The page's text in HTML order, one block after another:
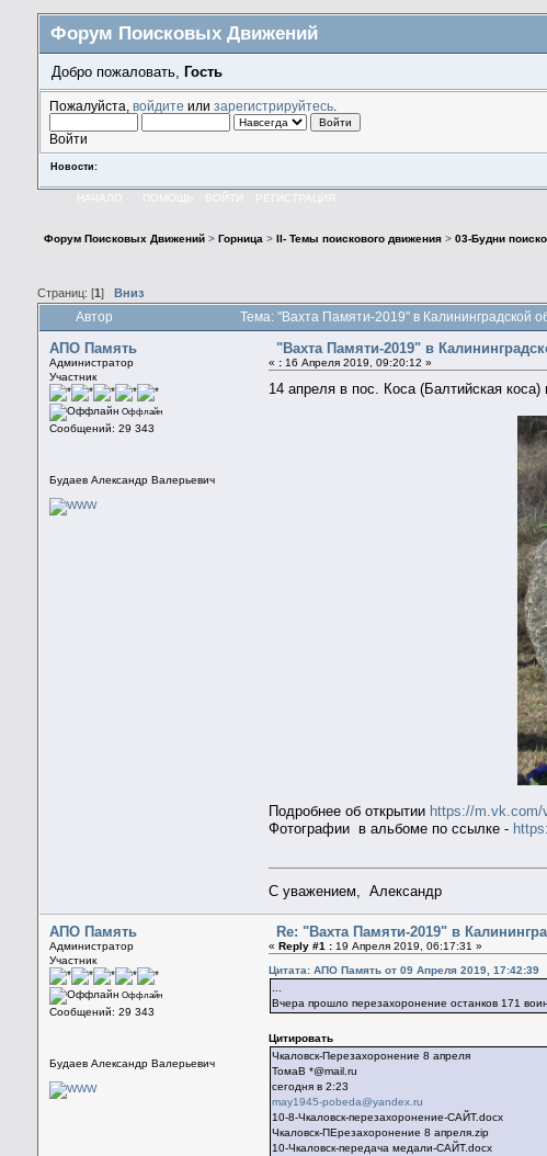
Форум Поисковых Движений
Добро пожаловать, Гость
Пожалуйста, войдите или зарегистрируйтесь.
Войти
Новости:
НАЧАЛО ПОМОЩЬ ВОЙТИ РЕГИСТРАЦИЯ
Форум Поисковых Движений > Горница > II- Темы поискового движения >03-Будни
Страниц: [1 ] Вниз
Автор Тема: "Вахта Памяти-2019" в Калининградской
АПО Память
Администратор
Участник
Оффлайн
Сообщений: 29 343
Будаев Александр Валерьевич
"Вахта Памяти-2019" в
« : 16 Апреля 2019, 09:20:12 »
14 апреля в пос. Коса (Балтийская
Подробнее об открытии https://m.vk.com/
Фотографии в альбоме по ссылке -
С уважением, Александр
АПО Память
Администратор
Участник
Оффлайн
Сообщений: 29 343
Будаев Александр Валерьевич
Re: "Вахта Памяти-2019" в
«Reply #1 : 19 Апреля 2019, 06:17:31 »
Цитата: АПО Память от 09 Апреля 2019, 17:42:39
...
Вчера прошло перезахоронение останков 171
Цитировать
Чкаловск-Перезахоронение 8 апреля
ТомаВ *@mail.ru
сегодня в 2:23
may1945-pobeda@yandex.ru
10-8-Чкаловск-перезахоронение-САЙТ.docx
Чкаловск-ПЕрезахоронение 8 апреля.zip
10-Чкаловск-передача медали-САЙТ.docx